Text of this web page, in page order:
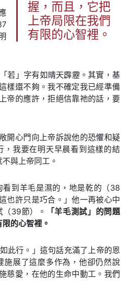
握，而且，它把
上帝局限在我們
有限的心智裡。
若」字有如晴天霹靂。其實，基
樣還不夠。我不確定我已經準備
帝的應許，拒絕信靠祂的話，要
開心門向上帝訴說他的恐懼和疑
我要在明天早晨看到這樣的結
與上帝同工。
到羊毛是濕的，地是乾的（38
也許只是巧合。」他一再被心中
39節）。
「羊毛測試」的問題
的心智裡。
此行。」這句話充滿了上帝的恩
展了這麼多作為，他卻仍然說
慈愛，在他的生命中動工。我們